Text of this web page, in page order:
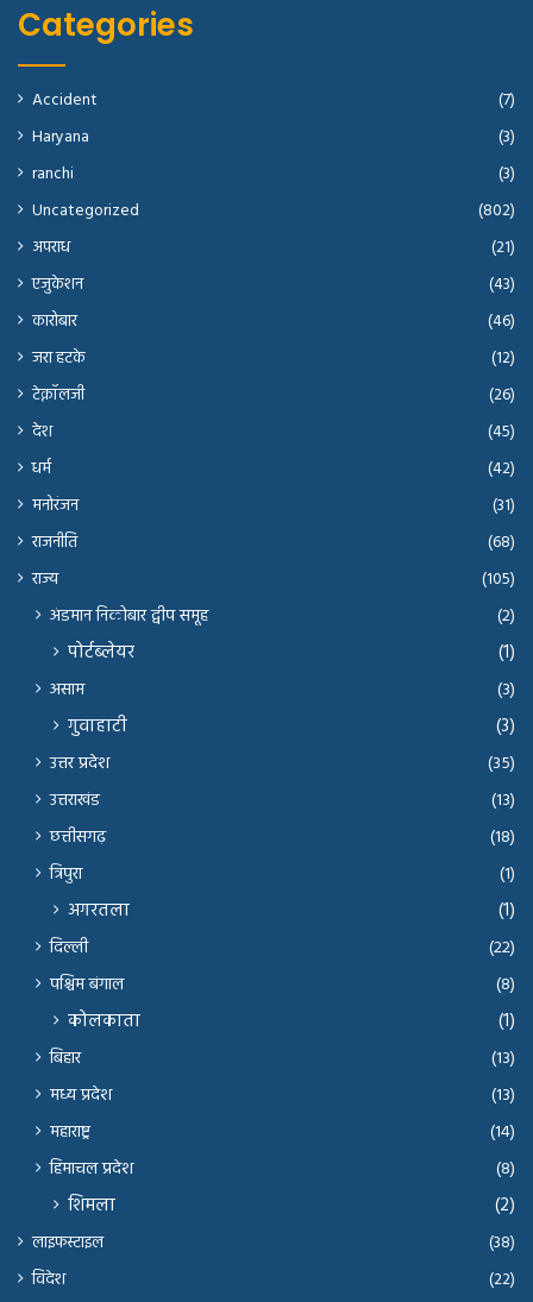
Categories
Accident
(7)
Haryana
(3)
ranchi
(3)
Uncategorized
(802)
अपराध
(21)
एजुकेशन
(43)
कारोबार
(46)
जरा हटके
(12)
टेक्नॉलजी
(26)
देश
(45)
धर्म
(42)
मनोरंजन
(31)
राजनीति
(68)
राज्य
(105)
अंडमान निकोबार द्वीप समूह (2)
पोर्टब्लेयर (1)
असाम (3)
गुवाहाटी (3)
उत्तर प्रदेश
(35)
उत्तराखंड
(13)
छत्तीसगढ़
(18)
त्रिपुरा
(1)
अगरतला (1)
दिल्ली
(22)
पश्चिम बंगाल
(8)
कोलकाता (1)
बिहार
(13)
मध्य प्रदेश
(13)
महाराष्ट्र
(14)
हिमाचल प्रदेश
(8)
शिमला (2)
लाइफस्टाइल
(38)
विदेश
(22)